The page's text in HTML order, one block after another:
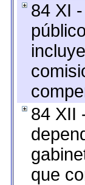
84 XI
84 XII
que